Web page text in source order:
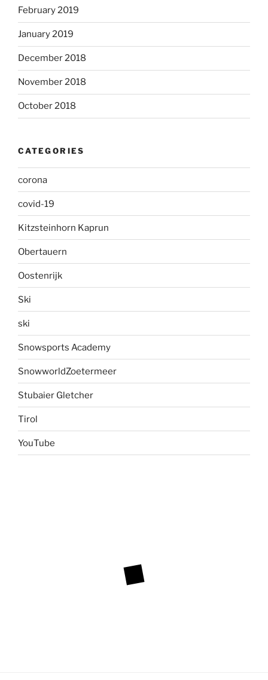
February 2019
January 2019
December 2018
November 2018
October 2018
CATEGORIES
corona
covid-19
Kitzsteinhorn Kaprun
Obertauern
Oostenrijk
Ski
ski
Snowsports Academy
SnowworldZoetermeer
Stubaier Gletcher
Tirol
YouTube